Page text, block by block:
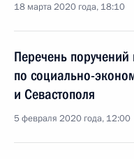
18 марта 2020 года, 18:10
Перечень
по социально-
и Севастополя
5 февраля 2020 года, 12:00